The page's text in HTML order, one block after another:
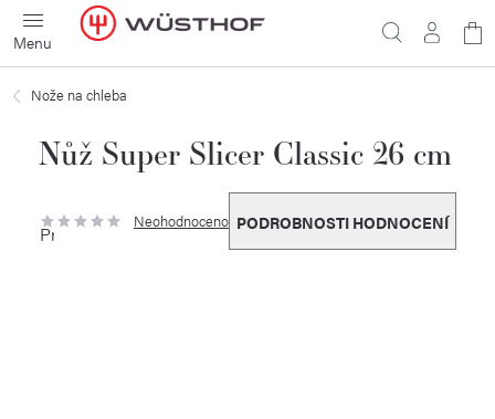
Přejít
na
obsah
Nože na chleba
Nůž Super Slicer Classic 26 cm
Průměrné
hodnocení
Neohodnoceno PODROBNOSTI HODNOCENÍ